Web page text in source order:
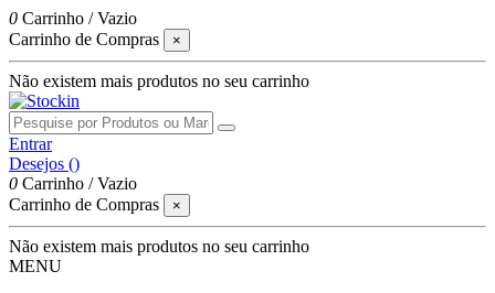
0 Carrinho /Vazio
Carrinho de Compras
×
Não existem mais produtos no seu carrinho
Entrar
Desejos ()
0 Carrinho /Vazio
Carrinho de Compras
×
Não existem mais produtos no seu carrinho
MENU